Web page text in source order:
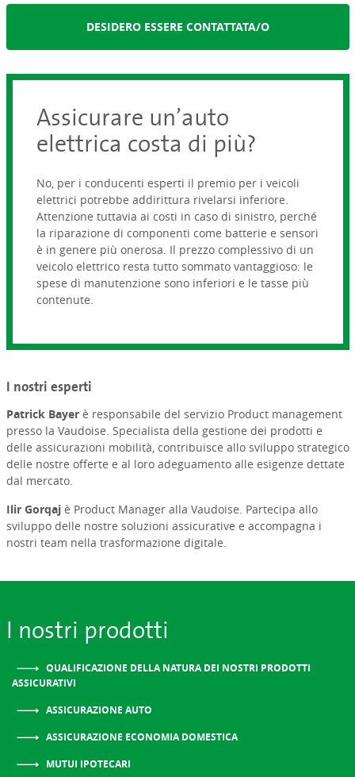
DESIDERO ESSERE CONTATTATA/O
Assicurare un’auto
elettrica costa di più?
No, per i conducenti esperti il premio per i veicoli
elettrici potrebbe addirittura rivelarsi inferiore.
Attenzione tuttavia ai costi in caso di sinistro, perché
la riparazione di componenti come batterie e sensori
è in genere più onerosa. Il prezzo complessivo di un
veicolo elettrico resta tutto sommato vantaggioso: le
spese di manutenzione sono inferiori e le tasse più
contenute.
I nostri esperti
Patrick Bayerè responsabile del servizio Product management
presso la Vaudoise. Specialista della gestione dei prodotti e
delle assicurazioni mobilità, contribuisce allo sviluppo strategico
delle nostre offerte e al loro adeguamento alle esigenze dettate
dal mercato.
Ilir Gorqajè Product Manager alla Vaudoise. Partecipa allo
sviluppo delle nostre soluzioni assicurative e accompagna i
nostri team nella trasformazione digitale.
I nostri prodotti
QUALIFICAZIONE DELLA NATURA DEI NOSTRI PRODOTTI
ASSICURATIVI
ASSICURAZIONE AUTO
ASSICURAZIONE ECONOMIA DOMESTICA
MUTUI IPOTECARI